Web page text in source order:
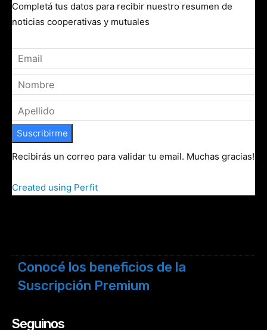
Completá tus datos para recibir nuestro resumen de
noticias cooperativas y mutuales
Suscribirme
Recibirás un correo para validar tu email. Muchas gracias!
Created using Perfit
Conocé los beneficios de la
Suscripción Premium
Seguinos